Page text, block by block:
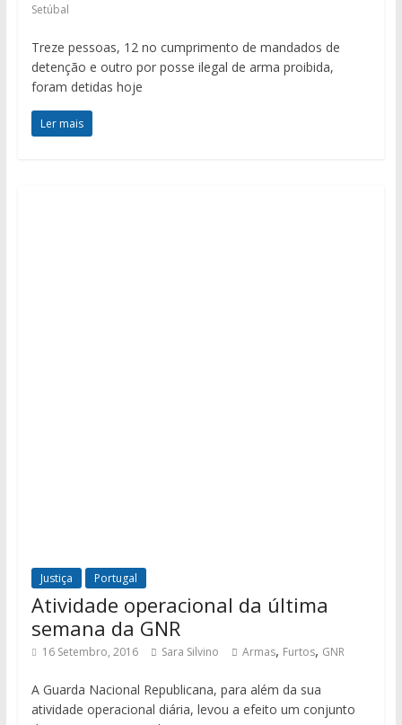
Setúbal
Treze pessoas, 12 no cumprimento de mandados de
detenção e outro por posse ilegal de arma proibida,
foram detidas hoje
Ler mais
Justiça Portugal
Atividade operacional da última
semana da GNR
16 Setembro, 2016 Sara Silvino Armas, Furtos, GNR
A Guarda Nacional Republicana, para além da sua
atividade operacional diária, levou a efeito um conjunto